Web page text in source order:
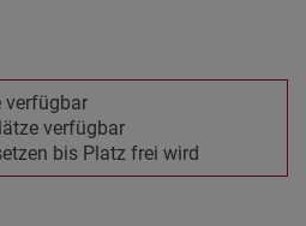
verfügbar
verfügbar
bis Platz frei wird